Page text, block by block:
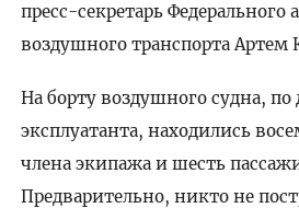
пресс-секретарь Федерального
воздушного транспорта Артем
На борту воздушного судна,
эксплуатанта, находились
члена экипажа и шесть
Предварительно, никто не